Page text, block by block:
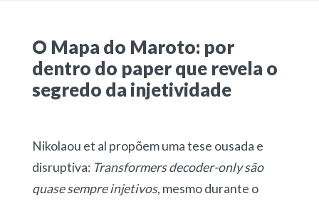
O Mapa do Maroto: por
dentro do paper que revela o
segredo da injetividade
Nikolaou et al propõem uma tese ousada e
disruptiva: Transformers decoder-only são
quase sempre injetivos, mesmo durante o